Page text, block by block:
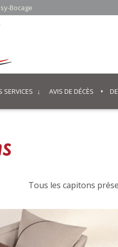
Bocage
SERVICES AVIS DE DÉCÈS
Tous les capitons